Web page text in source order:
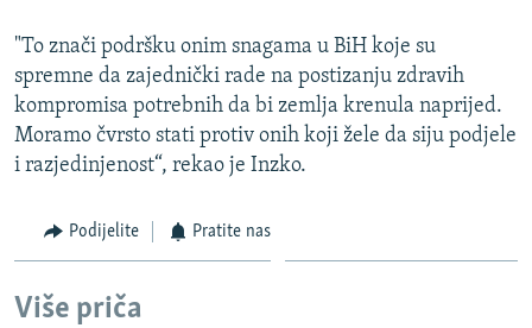
TRI DECENIJE OD RATA U BIH
SVE KARTE DEJTONA
NASTANAK I RASPAD JUGOSLAVIJE
"To znači podršku onim snagama u BiH koje su
spremne da zajednički rade na postizanju zdravih
kompromisa potrebnih da bi zemlja krenula naprijed.
Moramo čvrsto stati protiv onih koji žele da siju podjele
i razjedinjenost“, rekao je Inzko.
Podijelite Pratite nas
Više priča